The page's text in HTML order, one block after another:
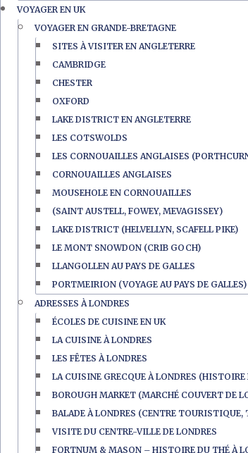
VOYAGER EN UK
VOYAGER EN GRANDE-BRETAGNE
SITES À VISITER EN ANGLETERRE
CAMBRIDGE
CHESTER
OXFORD
LAKE DISTRICT EN ANGLETERRE
LES COTSWOLDS
LES CORNOUAILLES ANGLAISES
CORNOUAILLES ANGLAISES
MOUSEHOLE EN CORNOUAILLES
(SAINT AUSTELL, FOWEY, MEVAGISSEY)
LAKE DISTRICT (HELVELLYN, SCAFELL PIKE)
LE MONT SNOWDON (CRIB GOCH)
LLANGOLLEN AU PAYS DE GALLES
PORTMEIRION (VOYAGE AU PAYS DE GALLES)
ADRESSES À LONDRES
ÉCOLES DE CUISINE EN UK
LA CUISINE À LONDRES
LES FÊTES À LONDRES
LA CUISINE GRECQUE À LONDRES
BOROUGH MARKET (MARCHÉ COUVERT DE
BALADE À LONDRES (CENTRE TOURISTIQUE,
VISITE DU CENTRE-VILLE DE LONDRES
FORTNUM & MASON – HISTOIRE DU THÉ À